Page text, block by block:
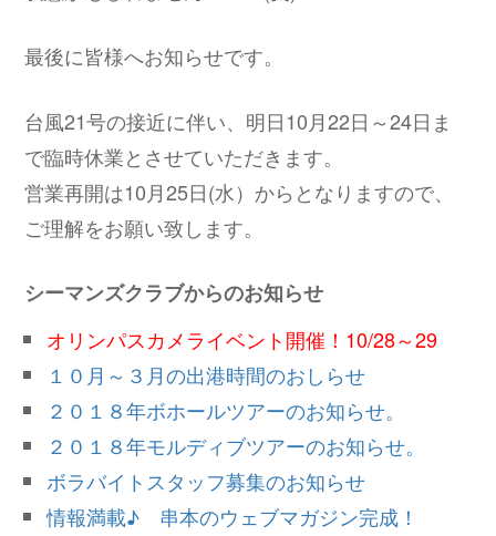
最後に皆様へお知らせです。
台風21号の接近に伴い、明日10月22日～24日ま
で臨時休業とさせていただきます。
営業再開は10月25日(水）からとなりますので、
ご理解をお願い致します。
シーマンズクラブからのお知らせ
オリンパスカメライベント開催！10/28～29
１０月～３月の出港時間のおしらせ
２０１８年ボホールツアーのお知らせ。
２０１８年モルディブツアーのお知らせ。
ボラバイトスタッフ募集のお知らせ
情報満載♪ 串本のウェブマガジン完成！